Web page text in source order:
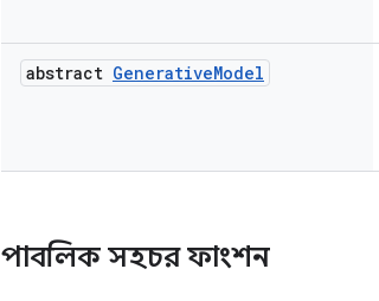
abstract GenerativeModel
পাবলিক সহচর ফাংশন